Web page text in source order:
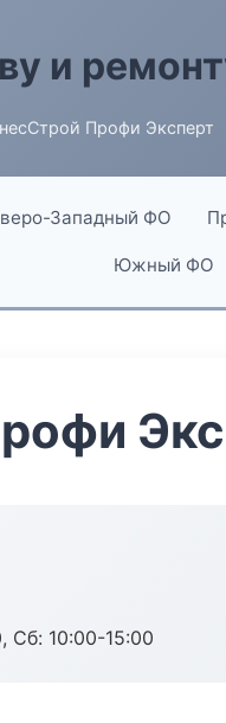
и
Профи Эксперт
Западный ФО
Южный ФО
Сб: 10:00-15:00